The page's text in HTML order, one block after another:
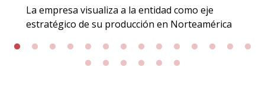
Especificaciones:
Incluyendo grado 304. Requisitos:
La empresa visualiza a la entidad como eje
estratégico de su producción en Norteamérica